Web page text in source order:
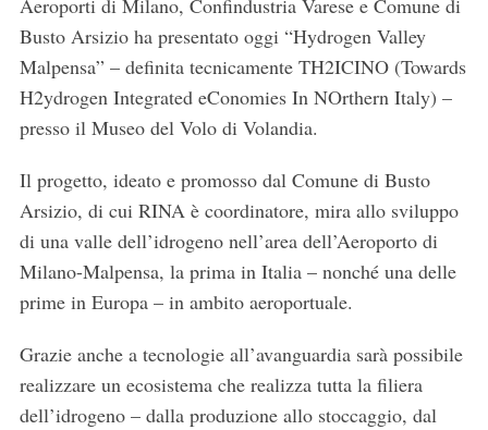
Aeroporti di Milano, Confindustria Varese e Comune di
Busto Arsizio ha presentato oggi “Hydrogen Valley
Malpensa” – definita tecnicamente TH2ICINO (Towards
H2ydrogen Integrated eConomies In NOrthern Italy) –
presso il Museo del Volo di Volandia.
Il progetto, ideato e promosso dal Comune di Busto
Arsizio, di cui RINA è coordinatore, mira allo sviluppo
di una valle dell’idrogeno nell’area dell’Aeroporto di
Milano-Malpensa, la prima in Italia – nonché una delle
prime in Europa – in ambito aeroportuale.
Grazie anche a tecnologie all’avanguardia sarà possibile
realizzare un ecosistema che realizza tutta la filiera
dell’idrogeno – dalla produzione allo stoccaggio, dal